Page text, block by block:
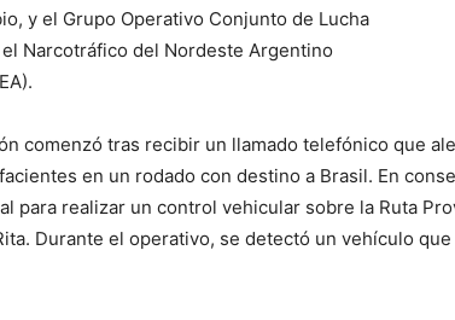
y el Grupo Operativo Conjunto de Lucha
Narcotráfico del Nordeste Argentino
comenzó tras recibir un llamado telefónico que
en un rodado con destino a Brasil. En
para realizar un control vehicular sobre la Ruta
Durante el operativo, se detectó un vehículo